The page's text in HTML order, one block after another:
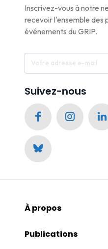
Inscrivez-vous à notre
recevoir l'ensemble des
événements du GRIP.
Suivez-nous
À propos
Publications